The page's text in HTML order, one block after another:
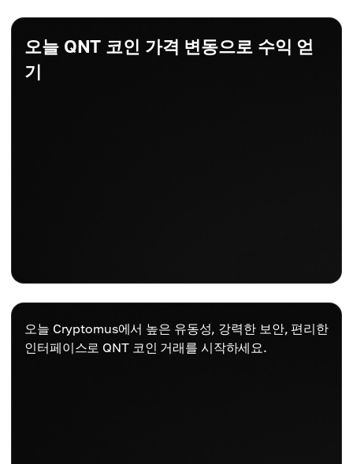
오늘 QNT 코인 가격 변동으로 수익 얻
기
오늘 Cryptomus에서 높은 유동성, 강력한 보안, 편리한
인터페이스로 QNT 코인 거래를 시작하세요.